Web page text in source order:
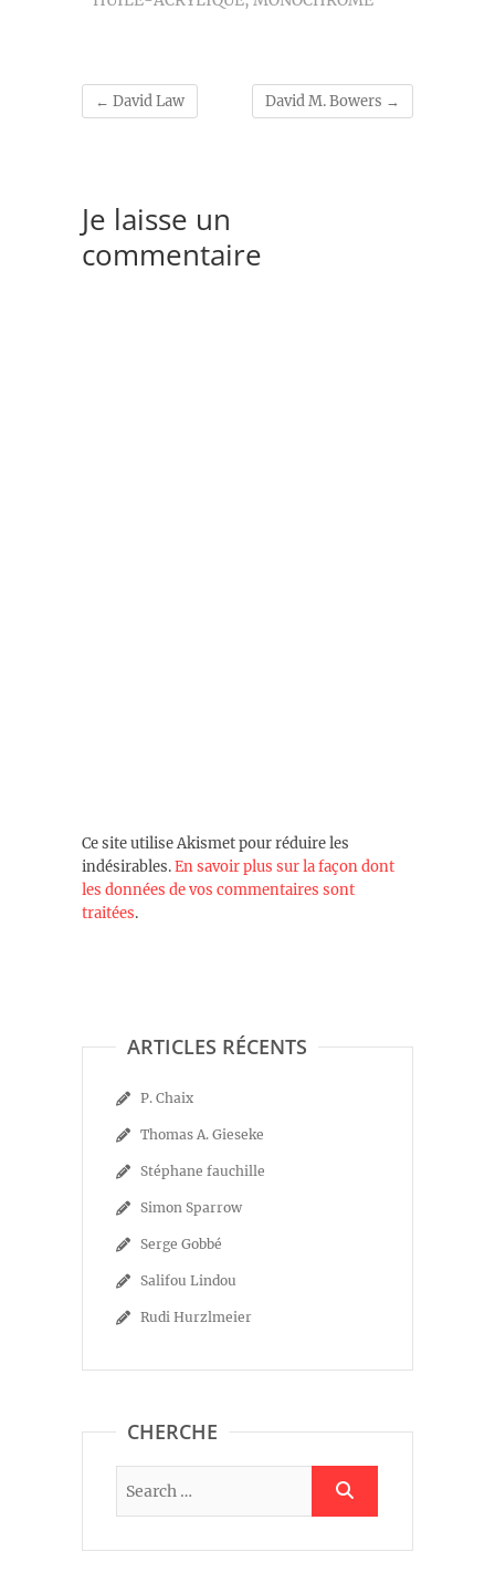
← David Law David M. Bowers →
Je laisse un
commentaire
Ce site utilise Akismet pour réduire les
indésirables.En savoir plus sur la façon dont
les données de vos commentaires sont
traitées.
ARTICLES RÉCENTS
P. Chaix
Thomas A. Gieseke
Stéphane fauchille
Simon Sparrow
Serge Gobbé
Salifou Lindou
Rudi Hurzlmeier
CHERCHE